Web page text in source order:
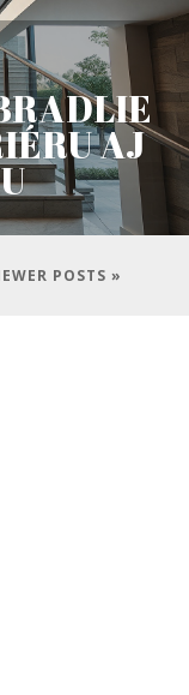
AJ
POSTS »